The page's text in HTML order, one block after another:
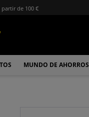
partir de 100 €
MUNDO DE AHORROS